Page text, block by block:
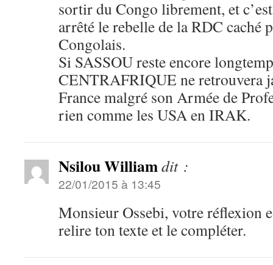
sortir du Congo librement, et
arrêté le rebelle de la RDC caché
Congolais.
Si SASSOU reste encore
CENTRAFRIQUE ne retrouvera
France malgré son Armée de
rien comme les USA en IRAK.
Nsilou Williamdit :
22/01/2015 à 13:45
Monsieur Ossebi, votre réflexion
relire ton texte et le compléter.